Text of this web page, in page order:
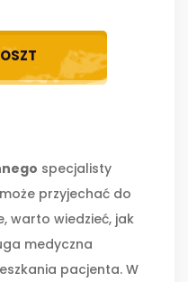
specjalisty
przyjechać do
, warto wiedzieć, jak
medyczna
pacjenta. W